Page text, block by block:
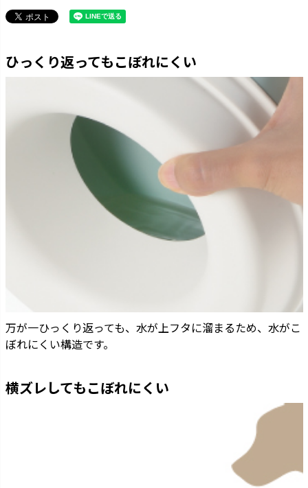
ひっくり返ってもこぼれにくい
万が一ひっくり返っても、水が上フタに溜まるため、水がこ
ぼれにくい構造です。
横ズレしてもこぼれにくい